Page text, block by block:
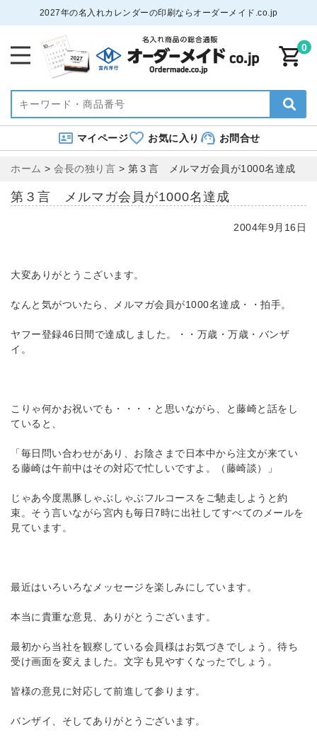
2027年の名入れカレンダーの印刷ならオーダーメイド.co.jp
0
マイページ お気に入り お問合せ
ホーム > 会長の独り言 > 第３言 メルマガ会員が1000名達成
第３言 メルマガ会員が1000名達成
2004年9月16日
大変ありがとうこざいます。
なんと気がついたら、メルマガ会員が1000名達成・・拍手。
ヤフー登録46日間で達成しました。・・万歳・万歳・バンザ
イ。
こりゃ何かお祝いでも・・・・と思いながら、と藤崎と話をし
ていると、
「毎日問い合わせがあり、お陰さまで日本中から注文が来てい
る藤崎は午前中はその対応で忙しいですよ。（藤崎談）」
じゃあ今度黒豚しゃぶしゃぶフルコースをご馳走しようと約
束。そう言いながら宮内も毎日7時に出社してすべてのメールを
見ています。
最近はいろいろなメッセージを楽しみにしています。
本当に貴重な意見、ありがとうございます。
最初から当社を観察している会員様はお気づきでしょう。待ち
受け画面を変えました。文字も見やすくなったでしょう。
皆様の意見に対応して前進して参ります。
バンザイ、そしてありがとうございます。